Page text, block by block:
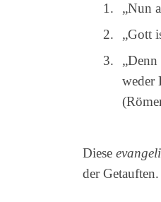
„Nun
„Gott
weder
Diese
der Getauften.